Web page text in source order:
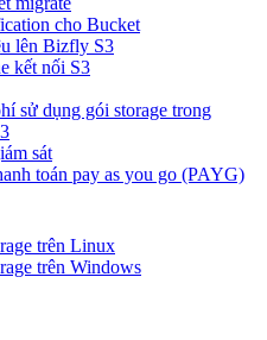
cho Bucket
lên Bizfly S3
kết nối S3
sử dụng gói storage trong
sát
toán pay as you go (PAYG)
trên Linux
trên Windows